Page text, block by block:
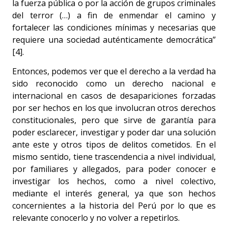
la fuerza pública o por la acción de grupos criminales
del terror (…) a fin de enmendar el camino y
fortalecer las condiciones mínimas y necesarias que
requiere una sociedad auténticamente democrática”
[4].
Entonces, podemos ver que el derecho a la verdad ha
sido reconocido como un derecho nacional e
internacional en casos de desapariciones forzadas
por ser hechos en los que involucran otros derechos
constitucionales, pero que sirve de garantía para
poder esclarecer, investigar y poder dar una solución
ante este y otros tipos de delitos cometidos. En el
mismo sentido, tiene trascendencia a nivel individual,
por familiares y allegados, para poder conocer e
investigar los hechos, como a nivel colectivo,
mediante el interés general, ya que son hechos
concernientes a la historia del Perú por lo que es
relevante conocerlo y no volver a repetirlos.